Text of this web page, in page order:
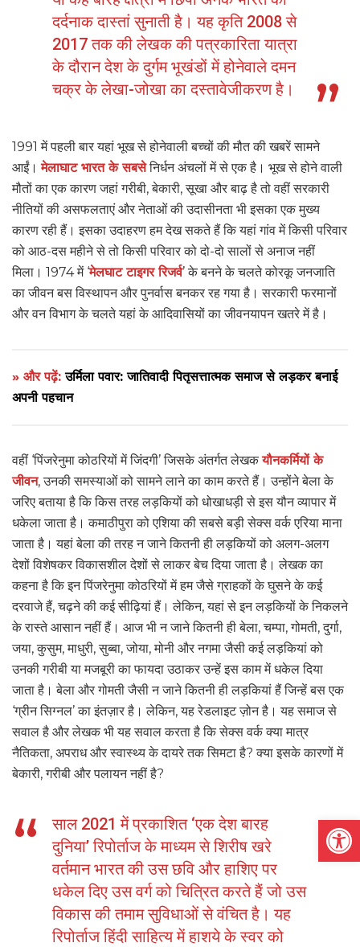
दर्दनाक दास्तां सुनाती है। यह कृति 2008 से
2017 तक की लेखक की पत्रकारिता यात्रा
के दौरान देश के दुर्गम भूखंडों में होनेवाले दमन
चक्र के लेखा-जोखा का दस्तावेजीकरण है।
1991 में पहली बार यहां भूख से होनेवाली बच्चों की मौत की खबरें सामने
आईं।मेलाघाट भारत के सबसेनिर्धन अंचलों में से एक है। भूख से होने वाली
मौतों का एक कारण जहां गरीबी, बेकारी, सूखा और बाढ़ है तो वहीं सरकारी
नीतियों की असफलताएं और नेताओं की उदासीनता भी इसका एक मुख्य
कारण रही हैं। इसका उदाहरण हम देख सकते हैं कि यहां गांव में किसी परिवार
को आठ-दस महीने से तो किसी परिवार को दो-दो सालों से अनाज नहीं
मिला। 1974 में ‘मेलघाट टाइगर रिजर्व’ के बनने के चलते कोरकू जनजाति
का जीवन बस विस्थापन और पुनर्वास बनकर रह गया है। सरकारी फरमानों
और वन विभाग के चलते यहां के आदिवासियों का जीवनयापन खतरे में है।
» और पढ़ें:उर्मिला पवार: जातिवादी पितृसत्तात्मक समाज से लड़कर बनाई
अपनी पहचान
वहीं ‘पिंजरेनुमा कोठरियों में जिंदगी’ जिसके अंतर्गत लेखकयौनकर्मियों के
जीवन, उनकी समस्याओं को सामने लाने का काम करते हैं। उन्होंने बेला के
जरिए बताया है कि किस तरह लड़कियों को धोखाधड़ी से इस यौन व्यापार में
धकेला जाता है। कमाठीपुरा को एशिया की सबसे बड़ी सेक्स वर्क एरिया माना
जाता है। यहां बेला की तरह न जाने कितनी ही लड़कियों को अलग-अलग
देशों विशेषकर विकासशील देशों से लाकर बेच दिया जाता है। लेखक का
कहना है कि इन पिंजरेनुमा कोठरियों में हम जैसे ग्राहकों के घुसने के कई
दरवाजे हैं, चढ़ने की कई सीढ़ियां हैं। लेकिन, यहां से इन लड़कियों के निकलने
के रास्ते आसान नहीं हैं। आज भी न जाने कितनी ही बेला, चम्पा, गोमती, दुर्गा,
जया, कुसुम, माधुरी, सुब्बा, जोया, मोनी और नगमा जैसी कई लड़कियां को
उनकी गरीबी या मजबूरी का फायदा उठाकर उन्हें इस काम में धकेल दिया
जाता है। बेला और गोमती जैसी न जाने कितनी ही लड़कियां हैं जिन्हें बस एक
‘ग्रीन सिग्नल’ का इंतज़ार है। लेकिन, यह रेडलाइट ज़ोन है। यह समाज से
सवाल है और लेखक भी यह सवाल करता है कि सेक्स वर्क क्या मात्र
नैतिकता, अपराध और स्वास्थ्य के दायरे तक सिमटा है? क्या इसके कारणों में
बेकारी, गरीबी और पलायन नहीं है?
साल 2021 में प्रकाशित ‘एक देश बारह
दुनिया’ रिपोर्ताज के माध्यम से शिरीष खरे
वर्तमान भारत की उस छवि और हाशिए पर
धकेल दिए उस वर्ग को चित्रित करते हैं जो उस
विकास की तमाम सुविधाओं से वंचित है। यह
रिपोर्ताज हिंदी साहित्य में हाशये के स्वर को